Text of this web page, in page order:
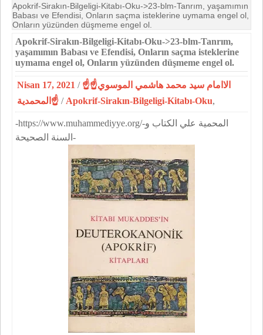
Apokrif-Sirakın-Bilgeligi-Kitabı-Oku->23-blm-Tanrım, yaşamımın
Babası ve Efendisi, Onların saçma isteklerine uymama engel ol,
Onların yüzünden düşmeme engel ol.
Apokrif-Sirakın-Bilgeligi-Kitabı-Oku->23-blm-Tanrım,
yaşamımın Babası ve Efendisi, Onların saçma isteklerine
uymama engel ol, Onların yüzünden düşmeme engel ol.
Nisan 17, 2021 / ☝الاامام سيد محمد هاشمي الموسوي☝
المحمدية☝ / Apokrif-Sirakın-Bilgeligi-Kitabı-Oku,
-https://www.muhammediyye.org/-المحمية علي الكتاب و
السنة الصحيحة-